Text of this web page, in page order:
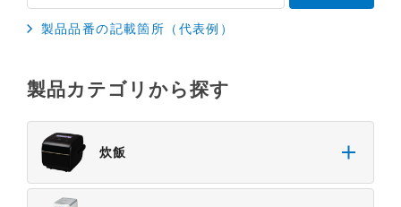
製品品番の記載箇所（代表例）
製品カテゴリから探す
炊飯